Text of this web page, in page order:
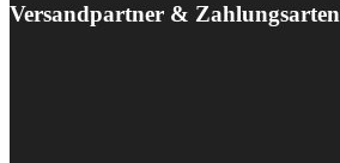
Versandpartner & Zahlungsarten